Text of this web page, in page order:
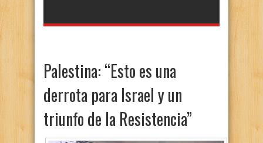
Palestina: “Esto es una
derrota para Israel y un
triunfo de la Resistencia”